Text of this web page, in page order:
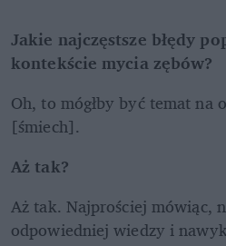
Jakie najczęstsze błędy
kontekście mycia zębów?
Oh, to mógłby być temat na
[śmiech].
Aż tak?
Aż tak. Najprościej mówiąc,
odpowiedniej wiedzy i